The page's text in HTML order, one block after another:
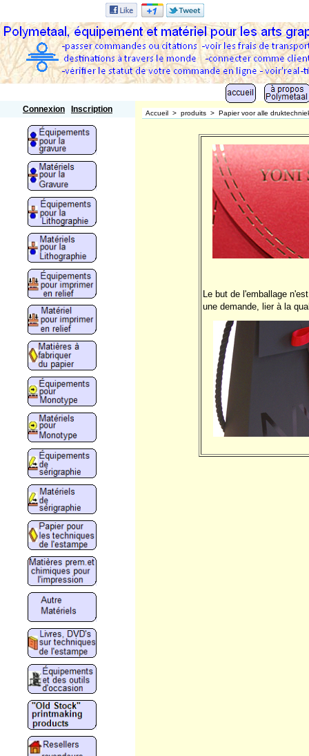
Connexion Inscription Accueil > produits > Papier voor alle
Le but de l'emballage
une demande, lier à la